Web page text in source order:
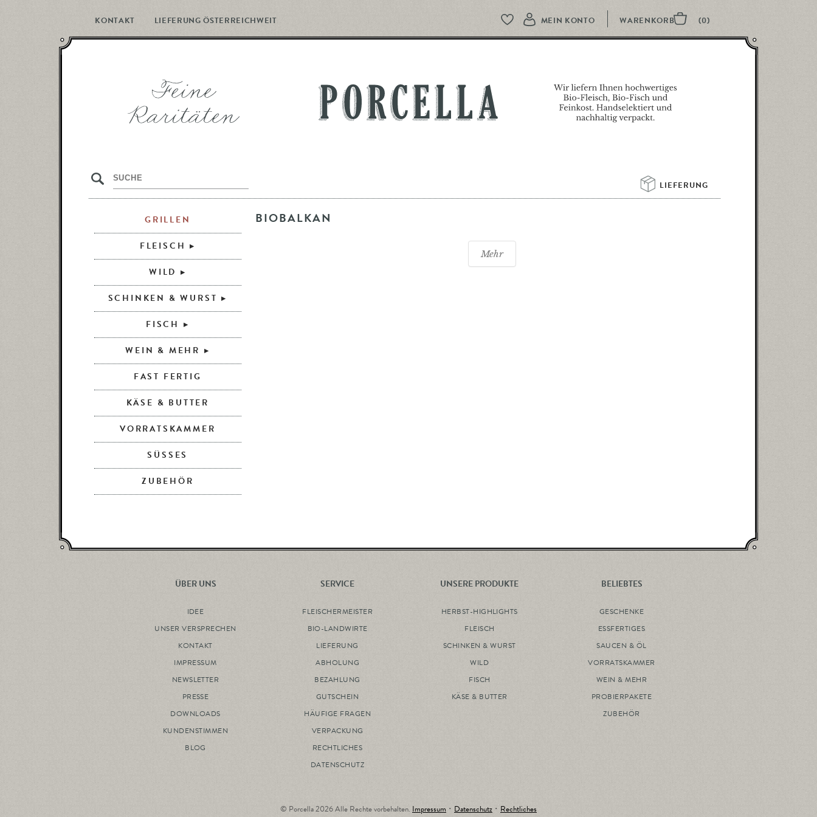
KONTAKT LIEFERUNG ÖSTERREICHWEIT
PORCELLA
MEIN KONTO
LIEFERUNG
s
BIOBALKAN
Mehr
GRILLEN
FLEISCH
WILD
SCHINKEN & WURST
FISCH
WEIN & MEHR
FAST FERTIG
KÄSE & BUTTER
VORRATSKAMMER
SÜSSES
ZUBEHÖR
ÜBER UNS
IDEE
UNSER VERSPRECHEN
KONTAKT
IMPRESSUM
NEWSLETTER
PRESSE
DOWNLOADS
KUNDENSTIMMEN
BLOG
SERVICE
FLEISCHERMEISTER
BIO-LANDWIRTE
LIEFERUNG
ABHOLUNG
BEZAHLUNG
GUTSCHEIN
HÄUFIGE FRAGEN
VERPACKUNG
RECHTLICHES
DATENSCHUTZ
UNSERE PRODUKTE
HERBST-HIGHLIGHTS
FLEISCH
SCHINKEN & WURST
WILD
FISCH
KÄSE & BUTTER
BELIEBTES
GESCHENKE
ESSFERTIGES
SAUCEN & ÖL
VORRATSKAMMER
WEIN & MEHR
PROBIERPAKETE
ZUBEHÖR
© Porcella 2026 Alle Rechte vorbehalten. Impressum ･ Datenschutz ･ Rechtliches